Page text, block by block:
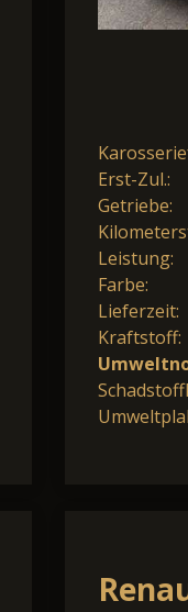
Erst-Zul.:
Getriebe:
Leistung:
Farbe:
Lieferzeit:
Kraftstoff: